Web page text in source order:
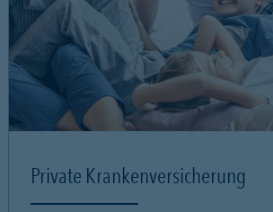
Private Krankenversicherung